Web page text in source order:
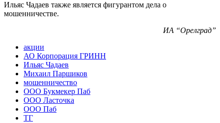
Ильяс Чадаев также является фигурантом дела о
мошенничестве.
ИА “Орелград”
акции
АО Корпорация ГРИНН
Ильяс Чадаев
Михаил Паршиков
мошенничество
ООО Букмекер Паб
ООО Ласточка
ООО Паб
ТГ